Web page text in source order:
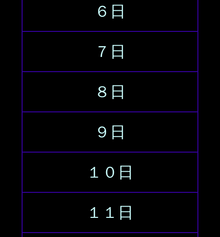
６日
７日
８日
９日
１０日
１１日